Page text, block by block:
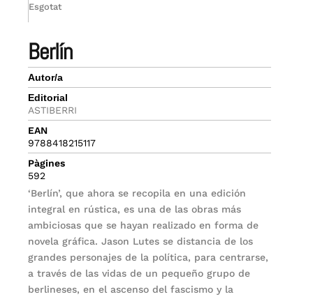
berlín
Autor/a
Editorial
ASTIBERRI
EAN
9788418215117
Pàgines
592
‘Berlín’, que ahora se recopila en una edición
integral en rústica, es una de las obras más
ambiciosas que se hayan realizado en forma de
novela gráfica. Jason Lutes se distancia de los
grandes personajes de la política, para centrarse,
a través de las vidas de un pequeño grupo de
berlineses, en el ascenso del fascismo y la
Esgotat